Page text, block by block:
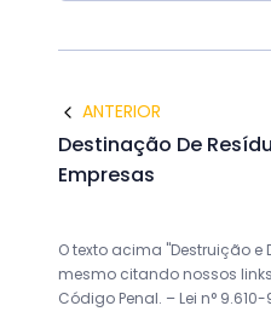
ANTERIOR
Destinação De
Empresas
O texto acima "Destruição
mesmo citando nossos
Código Penal. – Lei n°